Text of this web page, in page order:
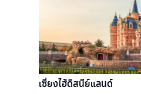
เซี่ยงไฮ้ดิสนีย์แลนด์